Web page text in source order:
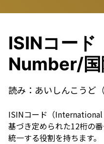
ISINコー
Number/国
読み： あいしんこうど
ISINコード（
基づき定められた12桁の
統一する役割を持ちます。